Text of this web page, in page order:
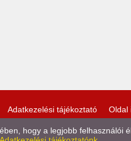
Adatkezelési tájékoztató Oldal
hogy a legjobb felhasználói